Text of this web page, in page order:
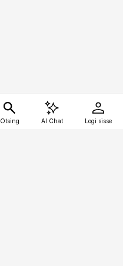
Otsing AI Chat Logi sisse